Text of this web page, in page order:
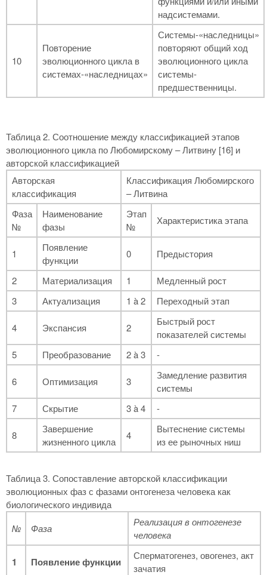
надсистемами.
10
Повторение
эволюционного цикла в
системах-«наследницах»
Системы-«наследницы»
повторяют общий ход
эволюционного цикла
системы-
предшественницы.
Таблица 2. Соотношение между классификацией этапов
эволюционного цикла по Любомирскому – Литвину [16] и
авторской классификацией
Авторская
классификация
Классификация Любомирского
– Литвина
Фаза
№
Наименование
фазы
Этап
№
Характеристика этапа
1
Появление
функции
0 Предыстория
2 Материализация 1
Медленный рост
3
Актуализация 1 à2 Переходный этап
4 Экспансия 2
Быстрый рост
показателей системы
5
Преобразование 2à3 -
6 Оптимизация 3
Замедление развития
системы
7
Скрытие 3à4 -
8
Завершение
жизненного цикла
4
Вытеснение системы
из ее рыночных ниш
Таблица 3. Сопоставление авторской классификации
эволюционных фаз с фазами онтогенеза человека как
биологического индивида
№
Фаза
Реализация в онтогенезе
человека
1 Появление функции
Сперматогенез, овогенез, акт
зачатия